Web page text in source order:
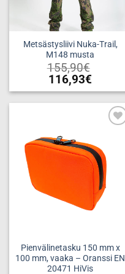
Metsästysliivi Nuka-Trail,
M148 musta
155,90€
116,93€
Tällä
tuotteella
muunnelma.
Voit
tehdä
valinnat
tuotteen
sivulla.
Pienvälinetasku 150 mm x
100 mm, vaaka – Oranssi EN
20471 HiVis